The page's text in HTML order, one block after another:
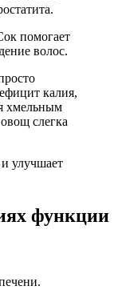
помогает
волос.
калия,
хмельным
слегка
и улучшает
функции